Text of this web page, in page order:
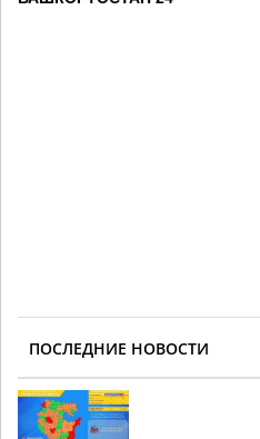
ПОСЛЕДНИЕ НОВОСТИ